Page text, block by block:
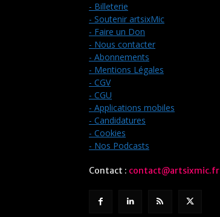
- Billeterie
- Soutenir artsixMic
- Faire un Don
- Nous contacter
- Abonnements
- Mentions Légales
- CGV
- CGU
- Applications mobiles
- Candidatures
- Cookies
- Nos Podcasts
Contact : contact@artsixmic.fr